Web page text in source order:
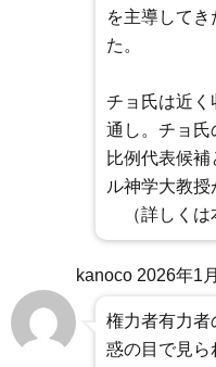
を主導して
た。
チョ氏は近く
通し。チョ氏
比例代表候
ル神学大教授
（詳しくは
kanoco 2026年1
権力者有力者
惑の目で見ら